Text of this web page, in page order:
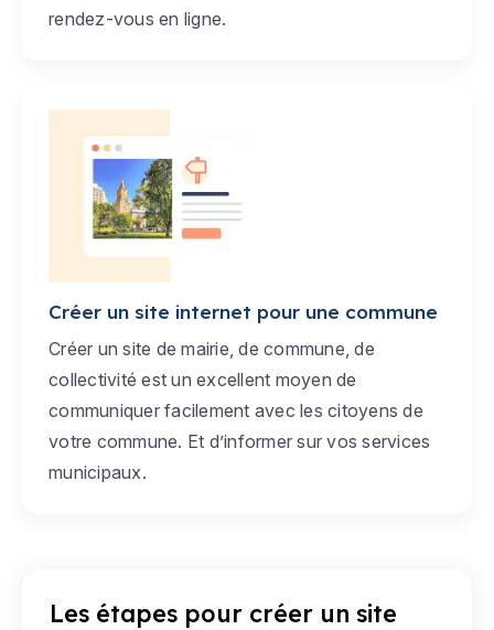
rendez-vous en ligne.
Créer un site internet pour une commune
Créer un site de mairie, de commune, de
collectivité est un excellent moyen de
communiquer facilement avec les citoyens de
votre commune. Et d’informer sur vos services
municipaux.
Les étapes pour créer un site